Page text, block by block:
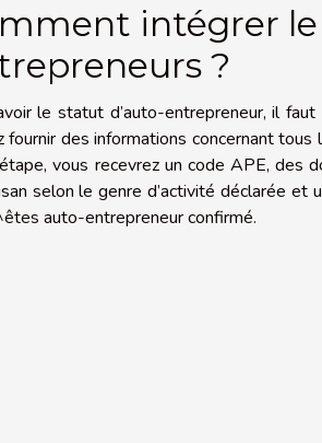
intégrer
?
le statut d’auto-entrepreneur, il
fournir des informations concernant
vous recevrez un code APE, des
selon le genre d’activité déclarée et
auto-entrepreneur confirmé.